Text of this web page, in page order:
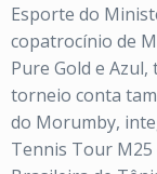
Esporte do
copatrocínio de
Pure Gold e
torneio conta
do Morumby,
Tennis Tour M25